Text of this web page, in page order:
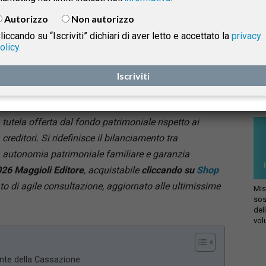
rigettato il ricorso di una coppia di coniugi,
confermando l’inefficacia parziale del fondo
pronuncia chiarisce i presupposti dell’azione
revocatoria ordinaria ex art. 2901 c.c., il ruolo della
tutela offerta dal fondo patrimoniale rispetto ai
creditori. Si ridefinisce il bilanciamento tra
autonomia patrimoniale familiare e garanzia
Maggioli Editore, acquistabile cliccando su Shop
di agile consultazione, aggiornato alle ultimissime
della Cassazione
Le
Autorizzo
Non autorizzo
su “Iscriviti” dichiari di aver letto e accettato la privacy
Iscriviti